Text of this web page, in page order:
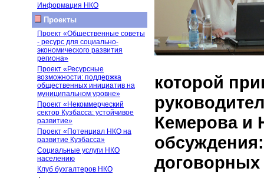
Информация НКО
Проекты
Проект «Общественные советы
- ресурс для социально-
экономического развития
региона»
Проект «Ресурсные
возможности: поддержка
общественных инициатив на
муниципальном уровне»
Проект «Некоммерческий
сектор Кузбасса: устойчивое
развитие»
Проект «Потенциал НКО на
развитие Кузбасса»
Социальные услуги НКО
населению
Клуб бухгалтеров НКО
которой
Кемерова и